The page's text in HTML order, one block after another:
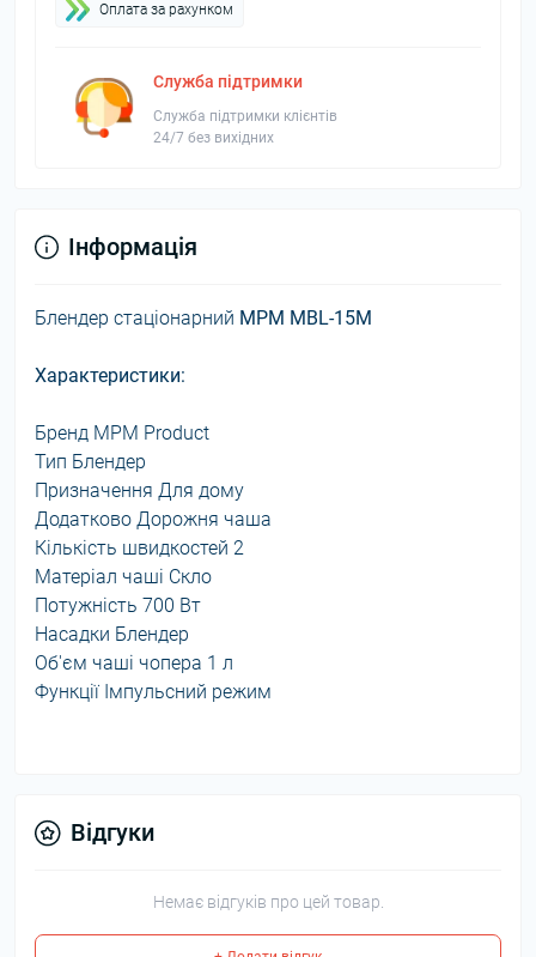
Оплата за рахунком
Служба підтримки
Служба підтримки клієнтів
24/7 без вихідних
Інформація
Блендер стаціонарний MPM MBL-15M
Характеристики:
Бренд MPM Product
Тип Блендер
Призначення Для дому
Додатково Дорожня чаша
Кількість швидкостей 2
Матеріал чаші Скло
Потужність 700 Вт
Насадки Блендер
Об'єм чаші чопера 1 л
Функції Імпульсний режим
Відгуки
Немає відгуків про цей товар.